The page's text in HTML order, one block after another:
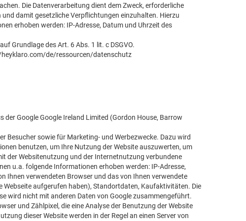
Die Datenverarbeitung dient dem Zweck, erforderliche
damit gesetzliche Verpflichtungen einzuhalten. Hierzu
erhoben werden: IP-Adresse, Datum und Uhrzeit des
Grundlage des Art. 6 Abs. 1 lit. c DSGVO.
de/ressourcen/datenschutz
der Google Google Ireland Limited (Gordon House, Barrow
Besucher sowie für Marketing- und Werbezwecke. Dazu wird
benutzen, um Ihre Nutzung der Website auszuwerten, um
der Websitenutzung und der Internetnutzung verbundene
u.a. folgende Informationen erhoben werden: IP-Adresse,
Ihnen verwendeten Browser und das von Ihnen verwendete
Webseite aufgerufen haben), Standortdaten, Kaufaktivitäten. Die
wird nicht mit anderen Daten von Google zusammengeführt.
und Zählpixel, die eine Analyse der Benutzung der Website
dieser Website werden in der Regel an einen Server von